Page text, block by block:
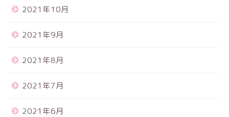
2021年10月
2021年9月
2021年8月
2021年7月
2021年6月